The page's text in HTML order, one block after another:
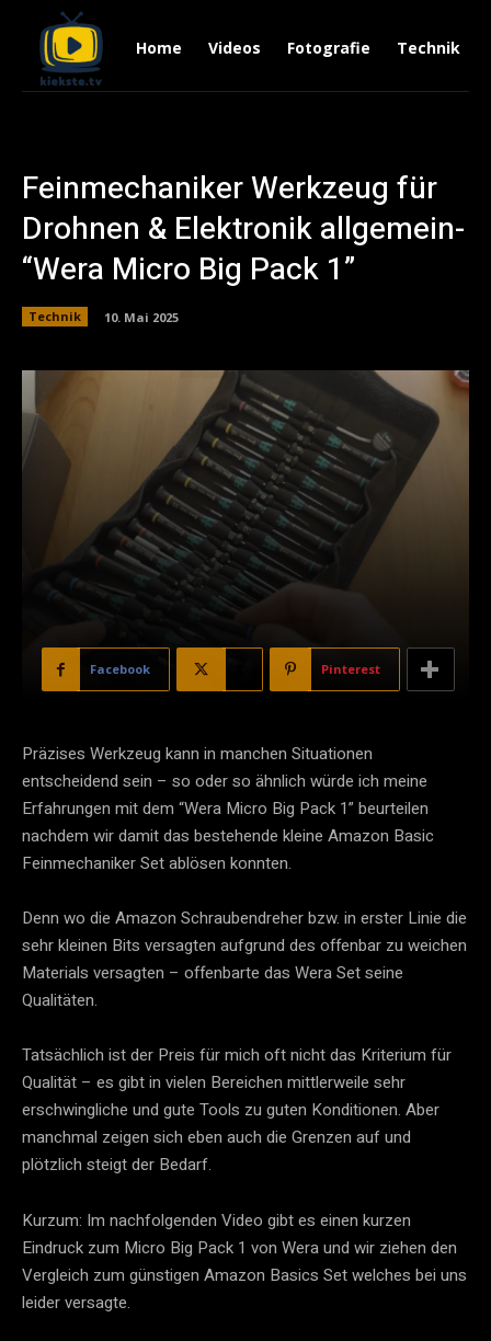
Home Videos Fotografie Technik
Feinmechaniker Werkzeug für
Drohnen & Elektronik allgemein-
“Wera Micro Big Pack 1”
Technik 10. Mai 2025
Facebook Pinterest
Präzises Werkzeug kann in manchen Situationen
entscheidend sein – so oder so ähnlich würde ich meine
Erfahrungen mit dem “Wera Micro Big Pack 1” beurteilen
nachdem wir damit das bestehende kleine Amazon Basic
Feinmechaniker Set ablösen konnten.
Denn wo die Amazon Schraubendreher bzw. in erster Linie die
sehr kleinen Bits versagten aufgrund des offenbar zu weichen
Materials versagten – offenbarte das Wera Set seine
Qualitäten.
Tatsächlich ist der Preis für mich oft nicht das Kriterium für
Qualität – es gibt in vielen Bereichen mittlerweile sehr
erschwingliche und gute Tools zu guten Konditionen. Aber
manchmal zeigen sich eben auch die Grenzen auf und
plötzlich steigt der Bedarf.
Kurzum: Im nachfolgenden Video gibt es einen kurzen
Eindruck zum Micro Big Pack 1 von Wera und wir ziehen den
Vergleich zum günstigen Amazon Basics Set welches bei uns
leider versagte.